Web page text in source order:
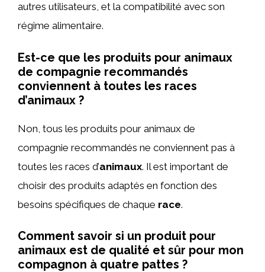
autres utilisateurs, et la compatibilité avec son
régime alimentaire.
Est-ce que les produits pour animaux
de compagnie recommandés
conviennent à toutes les races
d’animaux ?
Non, tous les produits pour animaux de
compagnie recommandés ne conviennent pas à
toutes les races d’animaux. Il est important de
choisir des produits adaptés en fonction des
besoins spécifiques de chaque race.
Comment savoir si un produit pour
animaux est de qualité et sûr pour mon
compagnon à quatre pattes ?